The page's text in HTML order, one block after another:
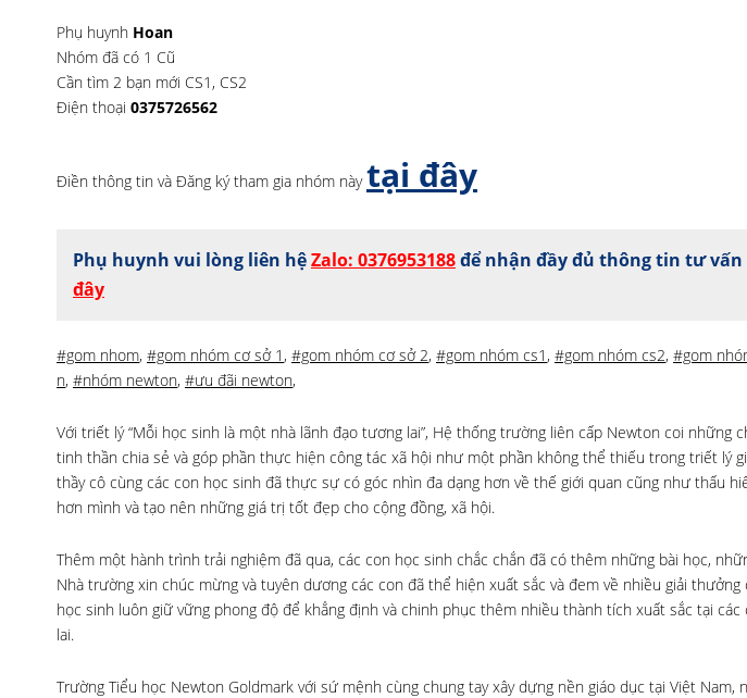
Phụ huynh Hoan
Nhóm đã có 1 Cũ
Cần tìm 2 bạn mới CS1, CS2
Điện thoại 0375726562
Điền thông tin và Đăng ký tham gia nhóm nàytại đây
Phụ huynh vui lòng liên hệZalo: 0376953188để nhận đầy đủ thông tin tư
đây
#gom nhom, #gom nhóm cơ sở 1 , #gom nhóm cơ sở 2, #gom nhóm cs1 , #gom nhóm cs2, #gom
n, #nhóm newton, #ưu đãi newton,
Với triết lý “Mỗi học sinh là một nhà lãnh đạo tương lai”, Hệ thống trường liên cấp Newton coi những
tinh thần chia sẻ và góp phần thực hiện công tác xã hội như một phần không thể thiếu trong triết lý
thầy cô cùng các con học sinh đã thực sự có góc nhìn đa dạng hơn về thế giới quan cũng như thấu
hơn mình và tạo nên những giá trị tốt đẹp cho cộng đồng, xã hội.
Thêm một hành trình trải nghiệm đã qua, các con học sinh chắc chắn đã có thêm những bài học,
Nhà trường xin chúc mừng và tuyên dương các con đã thể hiện xuất sắc và đem về nhiều giải
học sinh luôn giữ vững phong độ để khẳng định và chinh phục thêm nhiều thành tích xuất sắc tại
lai.
Trường Tiểu học Newton Goldmark với sứ mệnh cùng chung tay xây dựng nền giáo dục tại Việt